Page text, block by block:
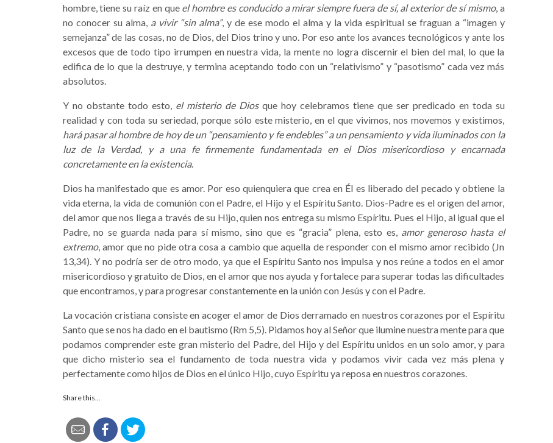
hombre, tiene su raíz en que el hombre es conducido a mirar siempre fuera de sí, al exterior de sí mismo, a
no conocer su alma, a vivir “sin alma”, y de ese modo el alma y la vida espiritual se fraguan a “imagen y
semejanza” de las cosas, no de Dios, del Dios trino y uno. Por eso ante los avances tecnológicos y ante los
excesos que de todo tipo irrumpen en nuestra vida, la mente no logra discernir el bien del mal, lo que la
edifica de lo que la destruye, y termina aceptando todo con un “relativismo” y “pasotismo” cada vez más
absolutos.
Y no obstante todo esto, el misterio de Diosque hoy celebramos tiene que ser predicado en toda su
realidad y con toda su seriedad, porque sólo este misterio, en el que vivimos, nos movemos y existimos,
hará pasar al hombre de hoy de un “pensamiento y fe endebles” a un pensamiento y vida iluminados con la
luz de la Verdad, y a una fe firmemente fundamentada en el Dios misericordioso y encarnada
concretamente en la existencia.
Dios ha manifestado que es amor. Por eso quienquiera que crea en Él es liberado del pecado y obtiene la
vida eterna, la vida de comunión con el Padre, el Hijo y el Espíritu Santo. Dios-Padre es el origen del amor,
del amor que nos llega a través de su Hijo, quien nos entrega su mismo Espíritu. Pues el Hijo, al igual que el
Padre, no se guarda nada para sí mismo, sino que es “gracia” plena, esto es, amor generoso hasta el
extremo, amor que no pide otra cosa a cambio que aquella de responder con el mismo amor recibido (Jn
13,34). Y no podría ser de otro modo, ya que el Espíritu Santo nos impulsa y nos reúne a todos en el amor
misericordioso y gratuito de Dios, en el amor que nos ayuda y fortalece para superar todas las dificultades
que encontramos, y para progresar constantemente en la unión con Jesús y con el Padre.
La vocación cristiana consiste en acoger el amor de Dios derramado en nuestros corazones por el Espíritu
Santo que se nos ha dado en el bautismo (Rm 5,5). Pidamos hoy al Señor que ilumine nuestra mente para que
podamos comprender este gran misterio del Padre, del Hijo y del Espíritu unidos en un solo amor, y para
que dicho misterio sea el fundamento de toda nuestra vida y podamos vivir cada vez más plena y
perfectamente como hijos de Dios en el único Hijo, cuyo Espíritu ya reposa en nuestros corazones.
Share this...